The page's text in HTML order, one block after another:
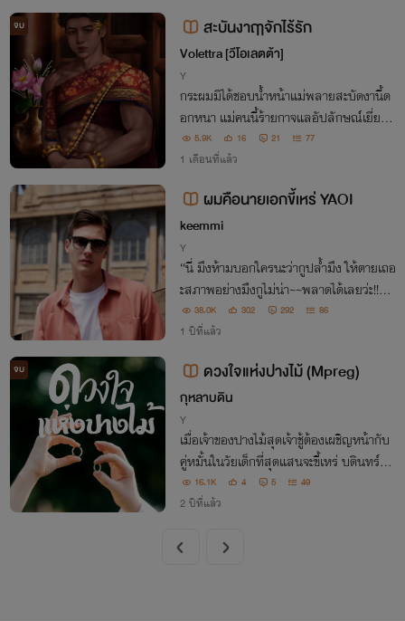
จบ สะบันงาฤๅจักไร้รัก
Volettra [วีโอเลตต้า]
Y
กระผมมิได้ชอบน้ำหน้าแม่พลายสะบัดงานี้ด
อกหนา แม่คนนี้ร้ายกาจแลอัปลักษณ์เยี่ยงที่
จักหาใครในแผ่นดินอโยธยาแห่งนี้มาเทียบเคี
ยงได้ เยี่ยงไร..กระผมก็มิขอร่วมเรือนเป็นเด็ด
5.9K 16 21 77
1 เดือนที่แล้ว
ผมคือนายเอกขี้เหร่ YAOI
keemmi
Y
“นี่ มึงห้ามบอกใครนะว่ากูปล้ำมึง ให้ตายเถอ
ะสภาพอย่างมึงกูไม่น่า~~พลาดได้เลยว่ะ!!”
คำพูดที่พ่นออกมาจากปาก ทำเอาพบรัก ถึง
กับจุกอกเลยก็ว่าได้
38.0K 302 292 86
1 ปีที่แล้ว
จบ ดวงใจแห่งปางไม้ (Mpreg)
กุหลาบดิน
Y
เมื่อเจ้าของปางไม้สุดเจ้าชู้ต้องเผชิญหน้ากับ
คู่หมั้นในวัยเด็กที่สุดแสนจะขี้เหร่ บดินทร์จึง
ปฏิเสธการดูตัวมาตลอด แต่การพบกันครั้งนี้
กลับเป็นเขาที่ต้องวิ่งตามหวงคู่หมั้น และน้ำ
16.1K 4 5 49
2 ปีที่แล้ว